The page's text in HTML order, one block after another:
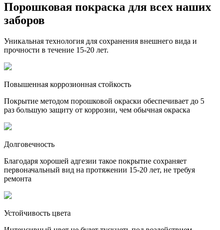
Порошковая покраска для всех наших
заборов
Уникальная технология для сохранения внешнего вида и
прочности в течение 15-20 лет.
Повышенная коррозионная стойкость
Покрытие методом порошковой окраски обеспечивает до 5
раз большую защиту от коррозии, чем обычная окраска
Долговечность
Благодаря хорошей адгезии такое покрытие сохраняет
первоначальный вид на протяжении 15-20 лет, не требуя
ремонта
Устойчивость цвета